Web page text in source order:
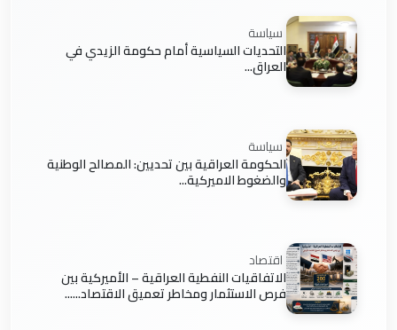
سياسة
التحديات السياسية أمام حكومة الزيدي في
العراق...
سياسة
الحكومة العراقية بين تحديين: المصالح الوطنية
والضغوط الاميركية...
اقتصاد
الاتفاقيات النفطية العراقية – الأميركية بين
فرص الاستثمار ومخاطر تعميق الاقتصاد......